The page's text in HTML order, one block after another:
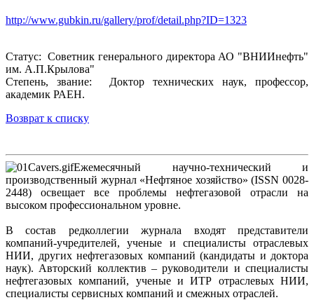
http://www.gubkin.ru/gallery/prof/detail.php?ID=1323
Статус: Советник генерального директора АО "ВНИИнефть"
им. А.П.Крылова"
Cтепень, звание: Доктор технических наук, профессор,
академик РАЕН.
Возврат к списку
Ежемесячный научно-технический и
производственный журнал «Нефтяное хозяйство» (ISSN 0028-
2448) освещает все проблемы нефтегазовой отрасли на
высоком профессиональном уровне.
В состав редколлегии журнала входят представители
компаний-учредителей, ученые и специалисты отраслевых
НИИ, других нефтегазовых компаний (кандидаты и доктора
наук). Авторский коллектив – руководители и специалисты
нефтегазовых компаний, ученые и ИТР отраслевых НИИ,
специалисты сервисных компаний и смежных отраслей.